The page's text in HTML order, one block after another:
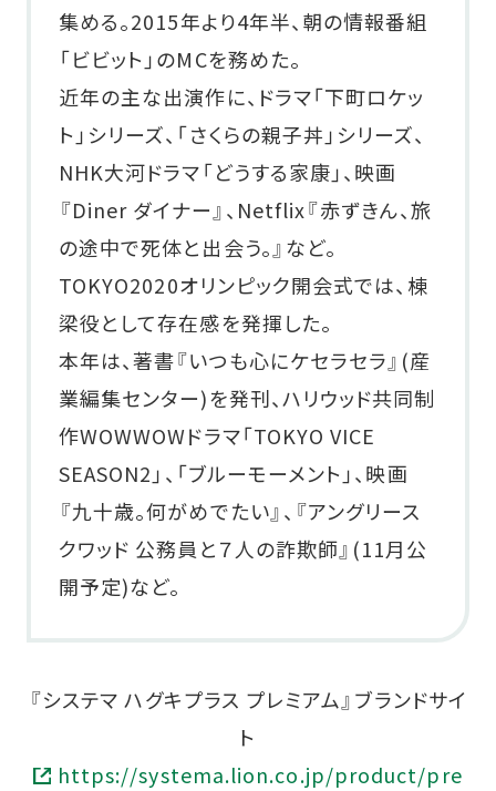
集める。2015年より4年半、朝の情報番組
「ビビット」のMCを務めた。
近年の主な出演作に、ドラマ「下町ロケッ
ト」シリーズ、「さくらの親子丼」シリーズ、
NHK大河ドラマ「どうする家康」、映画
『Diner ダイナー』、Netflix『赤ずきん、旅
の途中で死体と出会う。』など。
TOKYO2020オリンピック開会式では、棟
梁役として存在感を発揮した。
本年は、著書『いつも心にケセラセラ』(産
業編集センター)を発刊、ハリウッド共同制
作WOWWOWドラマ「TOKYO VICE
SEASON2」、「ブルーモーメント」、映画
『九十歳。何がめでたい』、『アングリース
クワッド 公務員と７⼈の詐欺師』(11月公
開予定)など。
『システマ ハグキプラス プレミアム』ブランドサイ
ト
https://systema.lion.co.jp/product/pre